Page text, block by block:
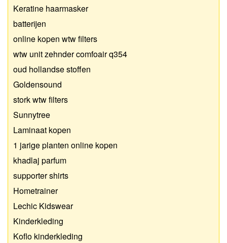
Keratine haarmasker
batterijen
online kopen wtw filters
wtw unit zehnder comfoair q354
oud hollandse stoffen
Goldensound
stork wtw filters
Sunnytree
Laminaat kopen
1 jarige planten online kopen
khadlaj parfum
supporter shirts
Hometrainer
Lechic Kidswear
Kinderkleding
Koflo kinderkleding